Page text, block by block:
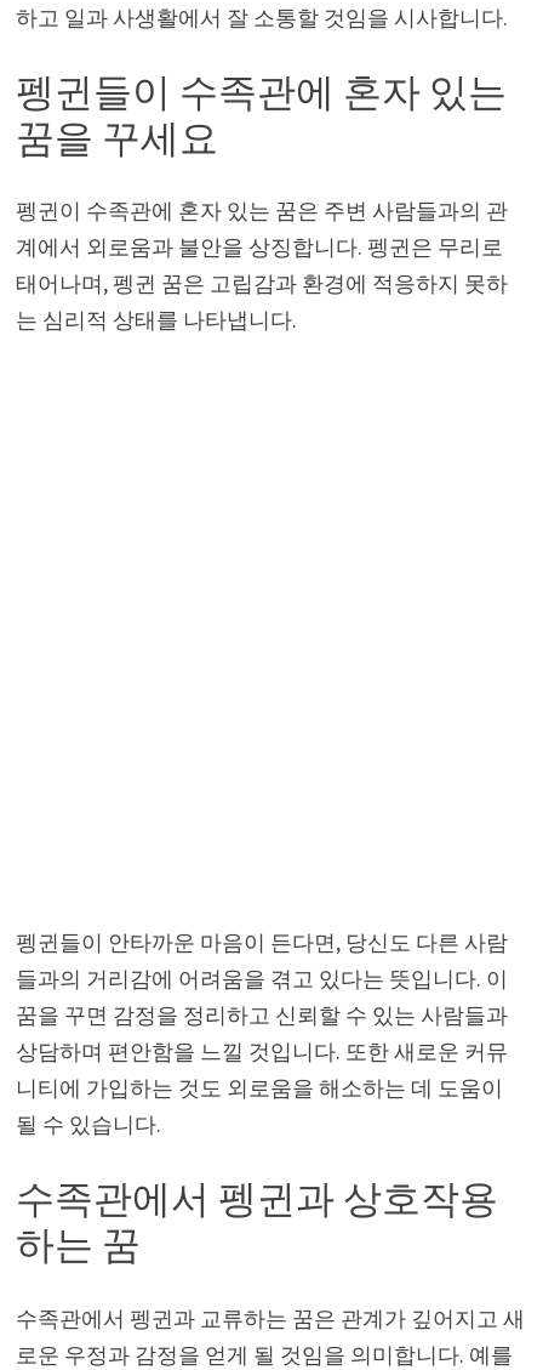
하고 일과 사생활에서 잘 소통할 것임을 시사합니다.
펭귄들이 수족관에 혼자 있는
꿈을 꾸세요
펭귄이 수족관에 혼자 있는 꿈은 주변 사람들과의 관
계에서 외로움과 불안을 상징합니다. 펭귄은 무리로
태어나며, 펭귄 꿈은 고립감과 환경에 적응하지 못하
는 심리적 상태를 나타냅니다.
펭귄들이 안타까운 마음이 든다면, 당신도 다른 사람
들과의 거리감에 어려움을 겪고 있다는 뜻입니다. 이
꿈을 꾸면 감정을 정리하고 신뢰할 수 있는 사람들과
상담하며 편안함을 느낄 것입니다. 또한 새로운 커뮤
니티에 가입하는 것도 외로움을 해소하는 데 도움이
될 수 있습니다.
수족관에서 펭귄과 상호작용
하는 꿈
수족관에서 펭귄과 교류하는 꿈은 관계가 깊어지고 새
로운 우정과 감정을 얻게 될 것임을 의미합니다. 예를